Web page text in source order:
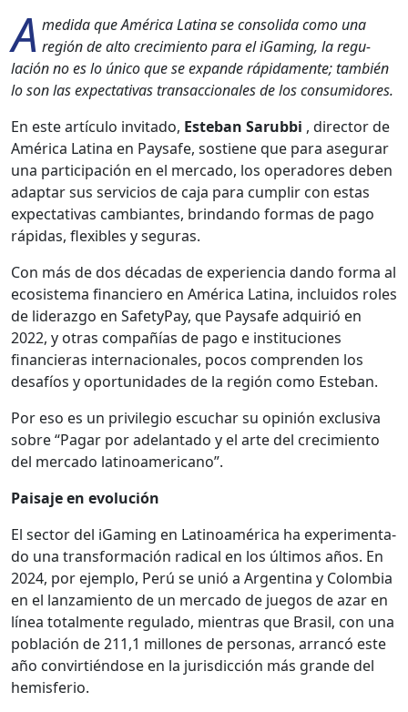
A me­di­da que Améri­ca Lati­na se con­sol­i­da como una
región de alto crec­imien­to para el iGam­ing, la reg­u­
lación no es lo úni­co que se expande ráp­i­da­mente; tam­bién
lo son las expec­ta­ti­vas transac­cionales de los con­sum­i­dores.
En este artícu­lo invi­ta­do, Este­ban Sarub­bi , direc­tor de
Améri­ca Lati­na en Paysafe, sostiene que para ase­gu­rar
una par­tic­i­pación en el mer­ca­do, los oper­adores deben
adap­tar sus ser­vi­cios de caja para cumplir con estas
expec­ta­ti­vas cam­biantes, brin­dan­do for­mas de pago
ráp­i­das, flex­i­bles y seguras.
Con más de dos décadas de expe­ri­en­cia dan­do for­ma al
eco­sis­tema financiero en Améri­ca Lati­na, inclu­i­dos roles
de lid­er­az­go en Safe­ty­Pay, que Paysafe adquir­ió en
2022, y otras com­pañías de pago e insti­tu­ciones
financieras inter­na­cionales, pocos com­pren­den los
desafíos y opor­tu­nidades de la región como Este­ban.
Por eso es un priv­i­le­gio escuchar su opinión exclu­si­va
sobre “Pagar por ade­lan­ta­do y el arte del crec­imien­to
del mer­ca­do lati­noamer­i­cano”.
Paisaje en evolu­ción
El sec­tor del iGam­ing en Lati­noaméri­ca ha exper­i­men­ta­
do una trans­for­ma­ción rad­i­cal en los últi­mos años. En
2024, por ejem­p­lo, Perú se unió a Argenti­na y Colom­bia
en el lan­za­mien­to de un mer­ca­do de jue­gos de azar en
línea total­mente reg­u­la­do, mien­tras que Brasil, con una
población de 211,1 mil­lones de per­sonas, arrancó este
año con­vir­tién­dose en la juris­dic­ción más grande del
hem­is­fe­rio.